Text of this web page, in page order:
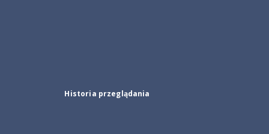
Historia przeglądania